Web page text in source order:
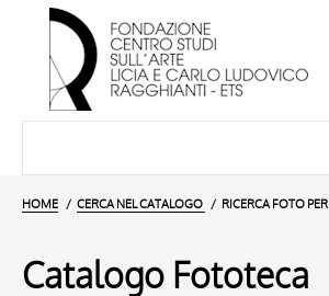
HOME CERCA NEL CATALOGO RICERCA FOTO PER
Catalogo Fototeca